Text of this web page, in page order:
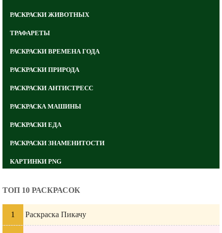
РАСКРАСКИ ЖИВОТНЫХ
ТРАФАРЕТЫ
РАСКРАСКИ ВРЕМЕНА ГОДА
РАСКРАСКИ ПРИРОДА
РАСКРАСКИ АНТИСТРЕСС
РАСКРАСКА МАШИНЫ
РАСКРАСКИ ЕДА
РАСКРАСКИ ЗНАМЕНИТОСТИ
КАРТИНКИ PNG
ТОП 10 РАСКРАСОК
Раскраска Пикачу